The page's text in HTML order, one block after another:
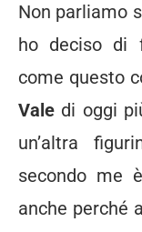
Non parliamo
ho deciso di
come questo
Vale di oggi
un’altra
secondo me
anche perché